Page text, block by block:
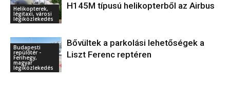
Helikopterek,
légitaxi, városi
légiközlekedés
H145M típusú helikopterből az Airbus
Budapesti
repülőtér -
Ferihegy,
magyar
légiközlekedés
Bővültek a parkolási lehetőségek a
Liszt Ferenc reptéren